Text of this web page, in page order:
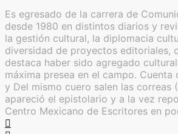
Es egresado de la carrera de
desde 1980 en distintos diarios y
la gestión cultural, la diplomacia
diversidad de proyectos editoriales,
destaca haber sido agregado
máxima presea en el campo.
y Del mismo cuero salen las
apareció el epistolario y a la vez
Centro Mexicano de Escritores en